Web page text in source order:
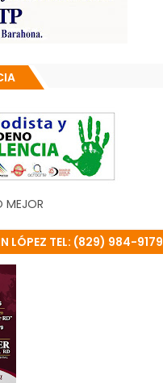
MEJOR
LÓPEZ TEL: (829) 984-9179